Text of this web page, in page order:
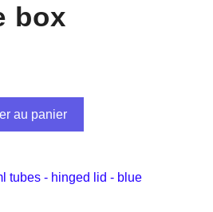
box
au panier
tubes - hinged lid - blue